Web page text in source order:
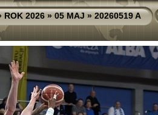
ROK 2026»05 MAJ»20260519 A